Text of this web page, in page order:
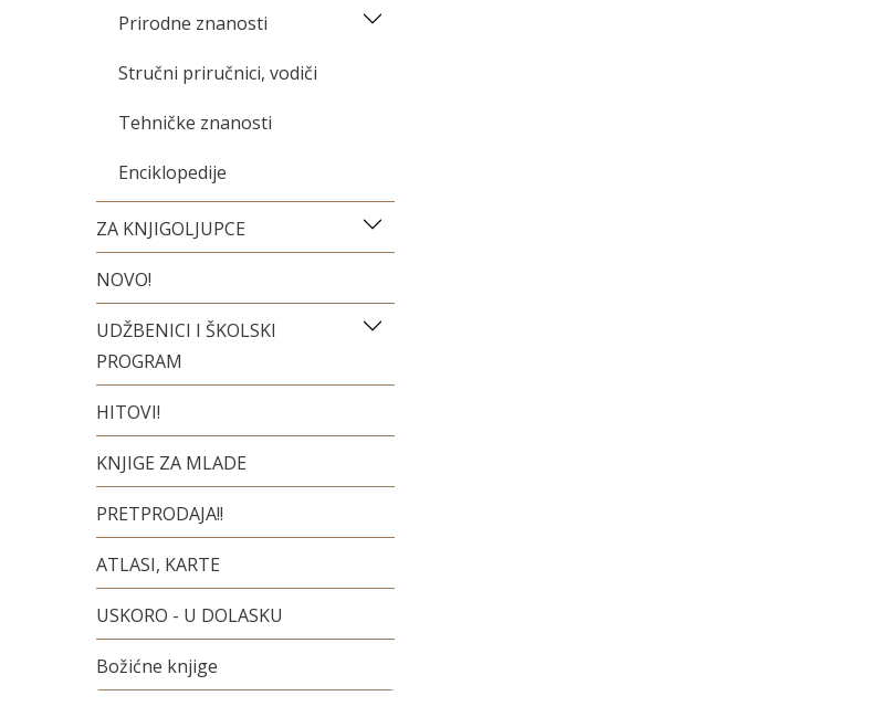
Prirodne znanosti
Stručni priručnici, vodiči
Tehničke znanosti
Enciklopedije
ZA KNJIGOLJUPCE
NOVO!
UDŽBENICI I ŠKOLSKI
PROGRAM
HITOVI!
KNJIGE ZA MLADE
PRETPRODAJA!!
ATLASI, KARTE
USKORO - U DOLASKU
Božićne knjige